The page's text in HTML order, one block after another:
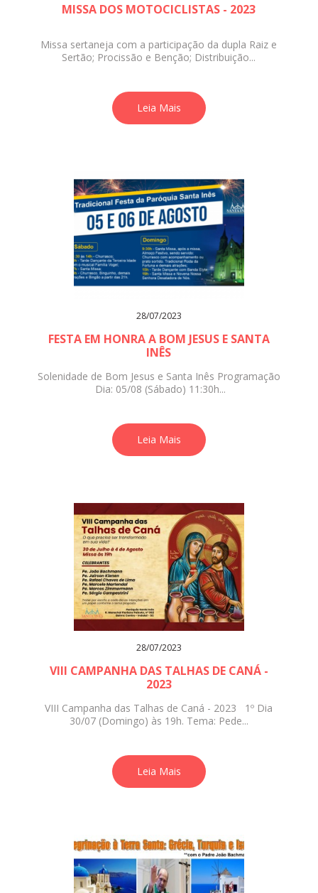
MISSA DOS MOTOCICLISTAS - 2023
Missa sertaneja com a participação da dupla Raiz e
Sertão; Procissão e Benção; Distribuição...
Leia Mais
28/07/2023
FESTA EM HONRA A BOM JESUS E SANTA
INÊS
Solenidade de Bom Jesus e Santa Inês Programação
Dia: 05/08 (Sábado) 11:30h...
Leia Mais
28/07/2023
VIII CAMPANHA DAS TALHAS DE CANÁ -
2023
VIII Campanha das Talhas de Caná - 2023 1º Dia
30/07 (Domingo) às 19h. Tema: Pede...
Leia Mais